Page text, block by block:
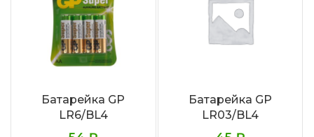
Батарейка GP
LR6/BL4
Батарейка GP
LR03/BL4